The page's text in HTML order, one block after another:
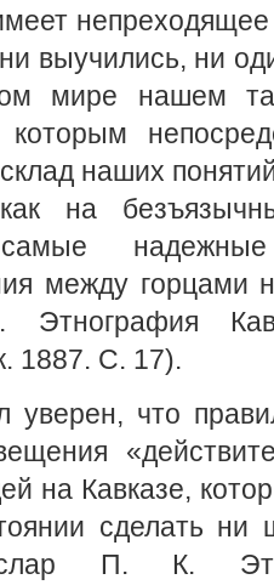
выучились, ни
мире нашем
наших
на
самые
между горцами
1887. С. 17).
что
на Кавказе,
сделать ни
П. К.